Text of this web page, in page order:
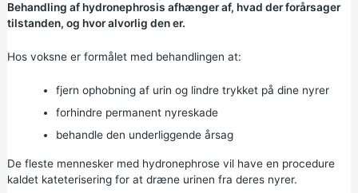
Behandling af hydronephrosis afhænger af, hvad der forårsager
tilstanden, og hvor alvorlig den er.
Hos voksne er formålet med behandlingen at:
fjern ophobning af urin og lindre trykket på dine nyrer
forhindre permanent nyreskade
behandle den underliggende årsag
De fleste mennesker med hydronephrose vil have en procedure
kaldet kateterisering for at dræne urinen fra deres nyrer.